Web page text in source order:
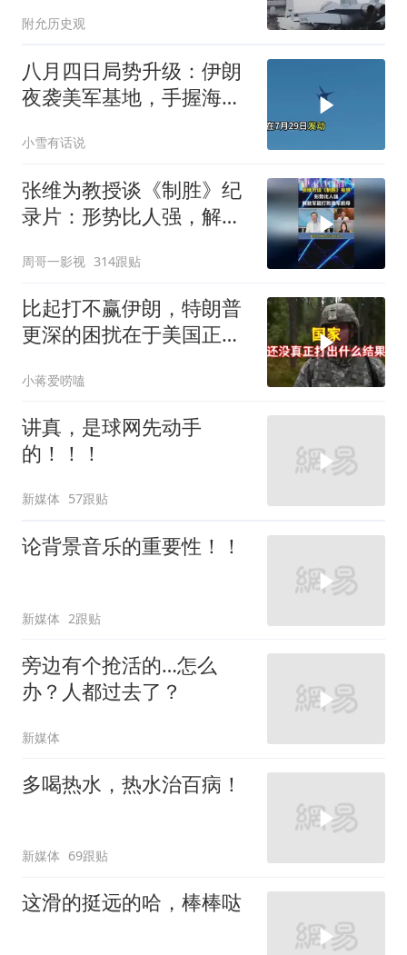
附允历史观
八月四日局势升级：伊朗
夜袭美军基地，手握海峡
小雪有话说
张维为教授谈《制胜》纪
录片：形势比人强，解放
周哥一影视 314跟贴
比起打不赢伊朗，特朗普
更深的困扰在于美国正重
小蒋爱唠嗑
讲真，是球网先动手
的！！！
新媒体 57跟贴
论背景音乐的重要性！！
新媒体 2跟贴
旁边有个抢活的…怎么
办？人都过去了？
新媒体
多喝热水，热水治百病！
新媒体 69跟贴
这滑的挺远的哈，棒棒哒